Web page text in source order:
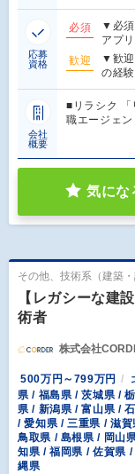
応募
資格
必須
▼必須
アプ
歓迎
▼歓迎
の経
会社
概要
■リラシク 「
職エージェ
気にな
その他、技術系（建築
【レガシーな建
術者
株式会社
500万円～799万円
県 / 福島県 / 茨城県 /
県 / 新潟県 / 富山県 /
/ 愛知県 / 三重県 / 滋
鳥取県 / 島根県 / 岡山
知県 / 福岡県 / 佐賀県
縄県